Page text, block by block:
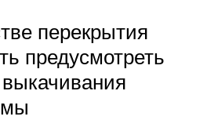
перекрытия
предусмотреть